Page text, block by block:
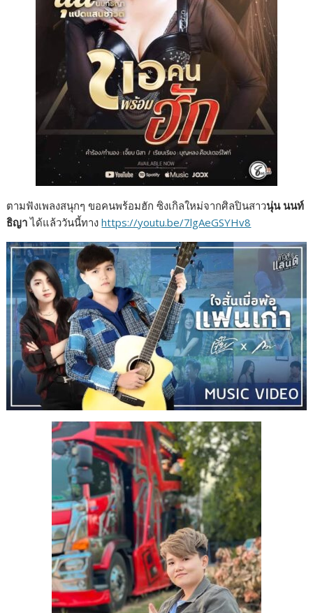
ตามฟังเพลงสนุกๆ ขอคนพร้อมฮัก ซิงเกิลใหม่จากศิลปินสาวนุ่น นนท์
ธิญาได้แล้ววันนี้ทางhttps://youtu.be/7lgAeGSYHv8